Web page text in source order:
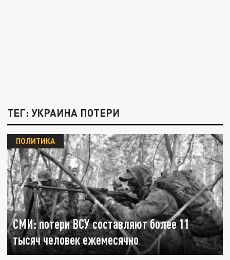
ТЕГ: УКРАИНА ПОТЕРИ
СМИ: потери ВСУ составляют более 11
тысяч человек ежемесячно
ПОЛИТИКА